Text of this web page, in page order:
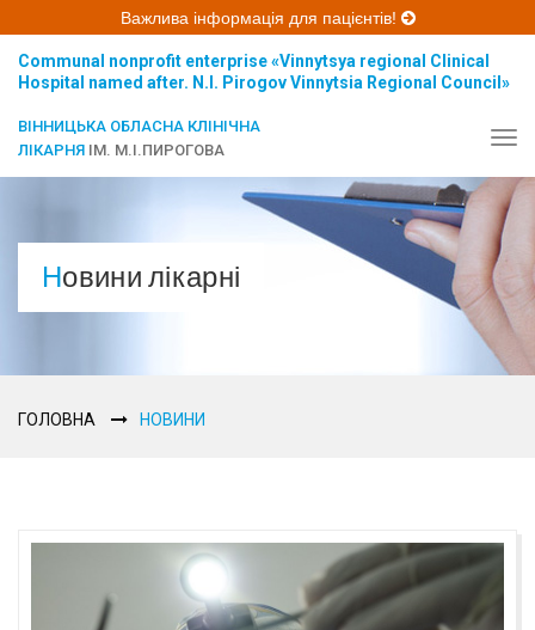
Важлива інформація для пацієнтів!
Communal nonprofit enterprise «Vinnytsya regional Clinical
Hospital named after. N.I. Pirogov Vinnytsia Regional Council»
ВІННИЦЬКА ОБЛАСНА КЛІНІЧНА
ЛІКАРНЯ ІМ. М.І.ПИРОГОВА
Новини лікарні
ГОЛОВНА НОВИНИ